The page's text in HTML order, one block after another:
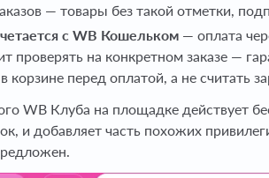
— товары без такой отметки,
с WB Кошельком — оплата
проверять на конкретном заказе —
корзине перед оплатой, а не считать
WB Клуба на площадке действует
и добавляет часть похожих